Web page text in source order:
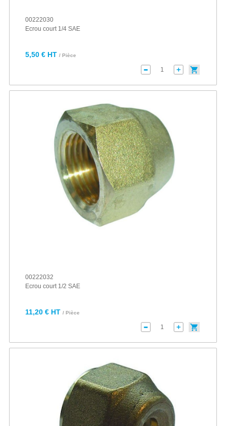
00222030
Ecrou court 1/4 SAE
5,50 € HT / Pièce
00222032
Ecrou court 1/2 SAE
11,20 € HT / Pièce